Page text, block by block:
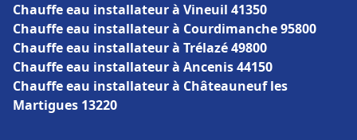
Chauffe eau installateur à Vineuil 41350
Chauffe eau installateur à Courdimanche 95800
Chauffe eau installateur à Trélazé 49800
Chauffe eau installateur à Ancenis 44150
Chauffe eau installateur à Châteauneuf les
Martigues 13220